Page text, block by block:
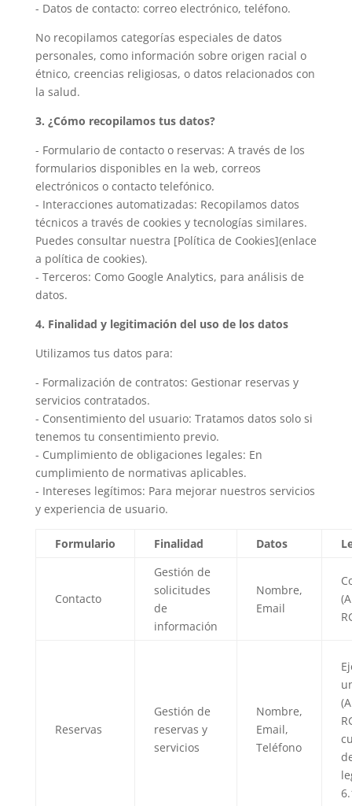
- Datos de contacto: correo electrónico, teléfono.
No recopilamos categorías especiales de datos
personales, como información sobre origen racial o
étnico, creencias religiosas, o datos relacionados con
la salud.
3. ¿Cómo recopilamos tus datos?
- Formulario de contacto o reservas: A través de los
formularios disponibles en la web, correos
electrónicos o contacto telefónico.
- Interacciones automatizadas: Recopilamos datos
técnicos a través de cookies y tecnologías similares.
Puedes consultar nuestra [Política de Cookies](enlace
a política de cookies).
- Terceros: Como Google Analytics, para análisis de
datos.
4. Finalidad y legitimación del uso de los datos
Utilizamos tus datos para:
- Formalización de contratos: Gestionar reservas y
servicios contratados.
- Consentimiento del usuario: Tratamos datos solo si
tenemos tu consentimiento previo.
- Cumplimiento de obligaciones legales: En
cumplimiento de normativas aplicables.
- Intereses legítimos: Para mejorar nuestros servicios
y experiencia de usuario.
Formulario Finalidad Datos
Contacto
Gestión de
solicitudes
de
información
Nombre,
Email
Reservas
Gestión de
reservas y
servicios
Nombre,
Email,
Teléfono